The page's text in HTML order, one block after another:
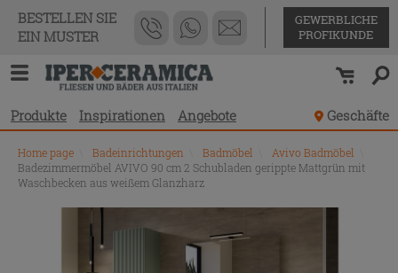
BESTELLEN SIE
EIN MUSTER
GEWERBLICHE
PROFIKUNDE
Produkte Inspirationen Angebote Geschäfte
Home page Badeinrichtungen Badmöbel Avivo Badmöbel
Badezimmermöbel AVIVO 90 cm 2 Schubladen gerippte Mattgrün mit
Waschbecken aus weißem Glanzharz